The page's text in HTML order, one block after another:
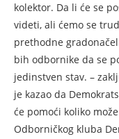
kolektor. Da li će se
videti, ali ćemo se
prethodne
bih odbornike da se
jedinstven stav. –
je kazao da
će pomoći koliko
Odborničkog kluba